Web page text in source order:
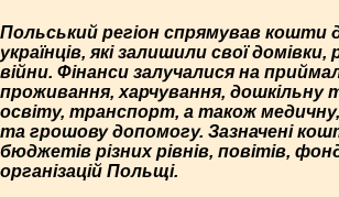
Польський регіон спрямував кошти
українців, які залишили свої
війни. Фінанси залучалися на
проживання, харчування, дошкільну
освіту, транспорт, а також медичну,
та грошову допомогу. Зазначені
бюджетів різних рівнів, повітів,
організацій Польщі.